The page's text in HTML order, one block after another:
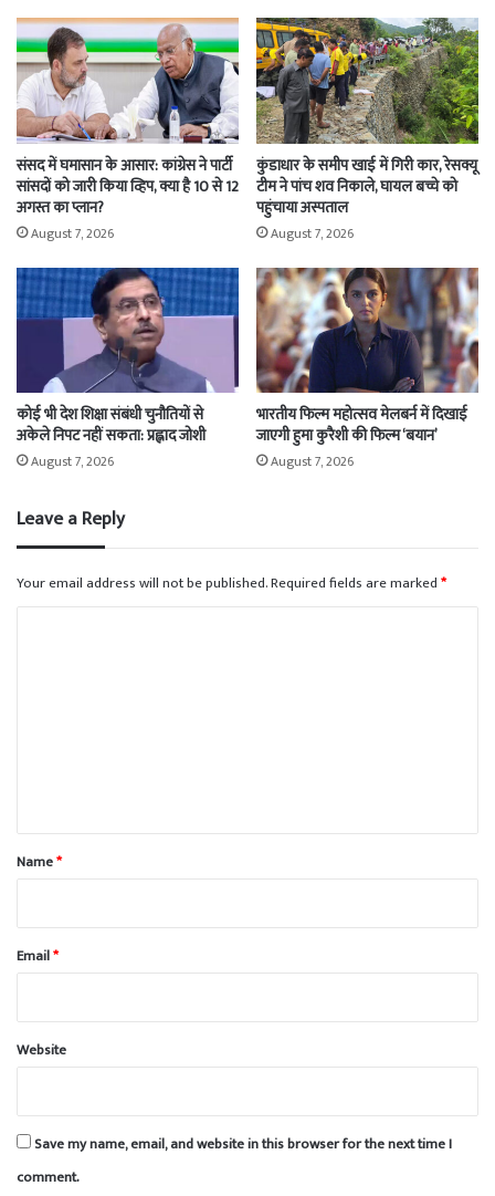
संसद में घमासान के आसार: कांग्रेस ने पार्टी
सांसदों को जारी किया व्हिप, क्या है 10 से 12
अगस्त का प्लान?
August 7, 2026
कुंडाधार के समीप खाई में गिरी कार, रेसक्यू
टीम ने पांच शव निकाले, घायल बच्चे को
पहुंचाया अस्पताल
August 7, 2026
कोई भी देश शिक्षा संबंधी चुनौतियों से
अकेले निपट नहीं सकता: प्रह्लाद जोशी
August 7, 2026
भारतीय फिल्म महोत्सव मेलबर्न में दिखाई
जाएगी हुमा कुरैशी की फिल्म ‘बयान’
August 7, 2026
Leave a Reply
Your email address will not be published.Required fields are marked*
*
Name*
Email*
Website
Save my name, email, and website in this browser for the next time I
comment.